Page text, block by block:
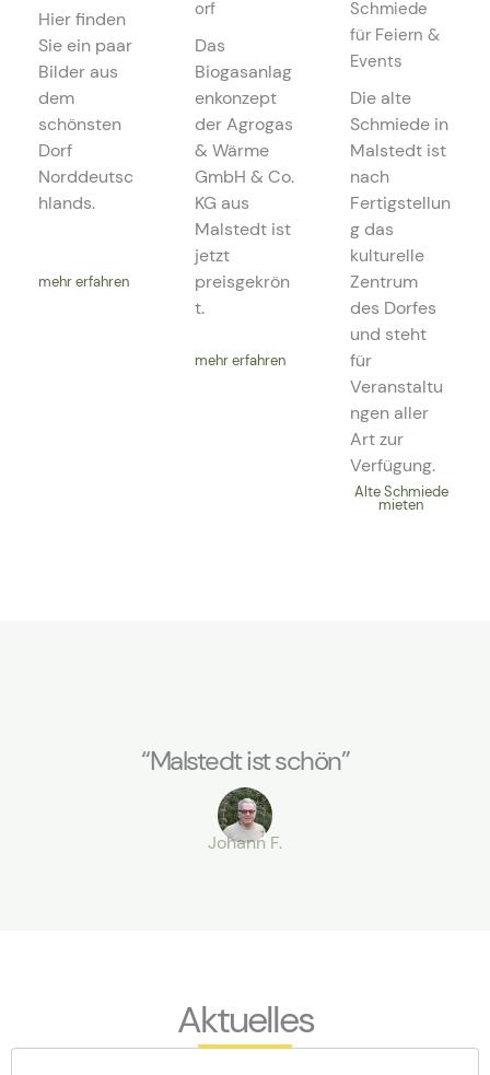
Hier finden
Sie ein paar
Bilder aus
dem
schönsten
Dorf
Norddeutsc
hlands.
mehr erfahren
orf
Das
Biogasanlag
enkonzept
der Agrogas
& Wärme
GmbH & Co.
KG aus
Malstedt ist
jetzt
preisgekrön
t.
mehr erfahren
Schmiede
für Feiern &
Events
Die alte
Schmiede in
Malstedt ist
nach
Fertigstellun
g das
kulturelle
Zentrum
des Dorfes
und steht
für
Veranstaltu
ngen aller
Art zur
Verfügung.
Alte Schmiede
mieten
“Malstedt ist schön”
Johann F.
Aktuelles